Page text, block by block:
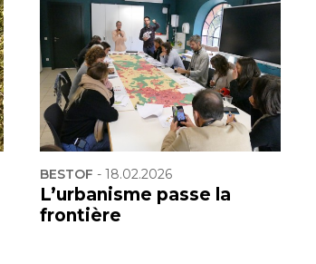
BESTOF - 18.02.2026
L’urbanisme passe la
frontière